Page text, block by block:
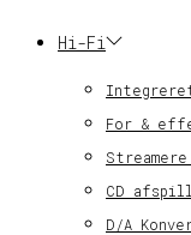
Hi-Fi
For &
CD
D/A